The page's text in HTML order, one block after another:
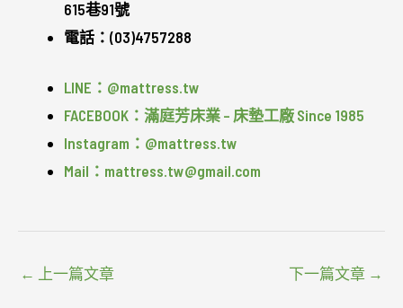
615巷91號
電話：(03)4757288
LINE：@mattress.tw
FACEBOOK：滿庭芳床業 – 床墊工廠 Since 1985
Instagram：@mattress.tw
Mail：mattress.tw@gmail.com
← 上一篇文章 下一篇文章 →